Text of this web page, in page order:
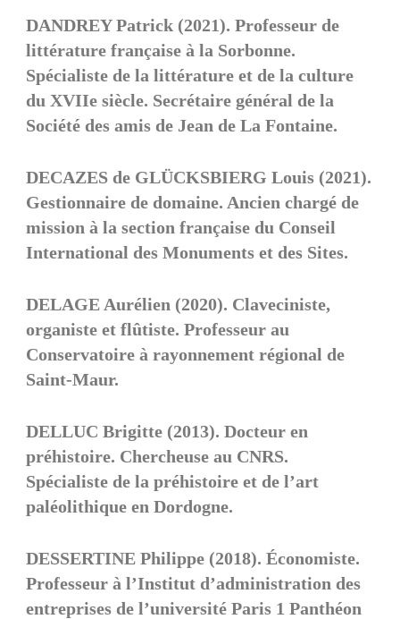
DANDREY Patrick (2021). Professeur de
littérature française à la Sorbonne.
Spécialiste de la littérature et de la culture
du XVIIe siècle. Secrétaire général de la
Société des amis de Jean de La Fontaine.
DECAZES de GLÜCKSBIERG Louis (2021).
Gestionnaire de domaine. Ancien chargé de
mission à la section française du Conseil
International des Monuments et des Sites.
DELAGE Aurélien (2020). Claveciniste,
organiste et flûtiste. Professeur au
Conservatoire à rayonnement régional de
Saint-Maur.
DELLUC Brigitte (2013). Docteur en
préhistoire. Chercheuse au CNRS.
Spécialiste de la préhistoire et de l’art
paléolithique en Dordogne.
DESSERTINE Philippe (2018). Économiste.
Professeur à l’Institut d’administration des
entreprises de l’université Paris 1 Panthéon